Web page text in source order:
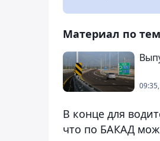
Материал по
В конце для
что по БАКАД